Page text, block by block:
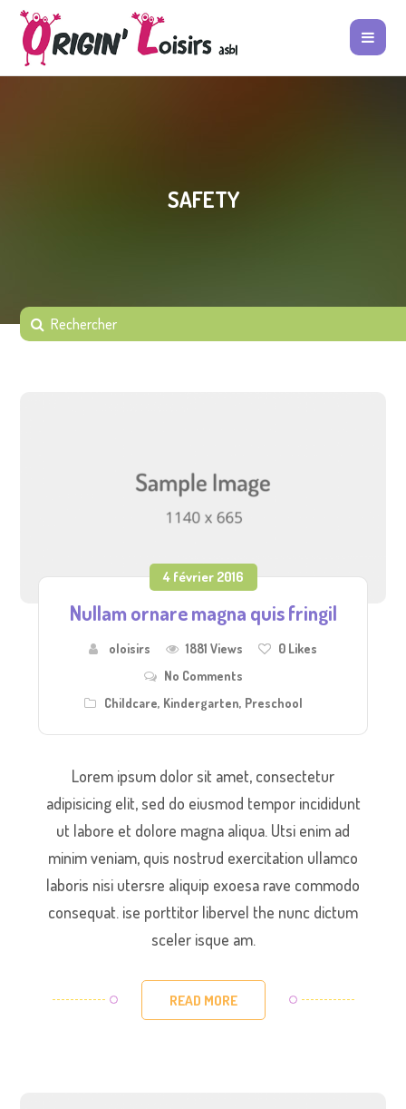
SAFETY
4 février 2016
Nullam ornare magna quis fringil
oloisirs 1881 Views 0 Likes
No Comments
Childcare, Kindergarten, Preschool
Lorem ipsum dolor sit amet, consectetur
adipisicing elit, sed do eiusmod tempor incididunt
ut labore et dolore magna aliqua. Utsi enim ad
minim veniam, quis nostrud exercitation ullamco
laboris nisi utersre aliquip exoesa rave commodo
consequat. ise porttitor libervel the nunc dictum
sceler isque am.
READ MORE